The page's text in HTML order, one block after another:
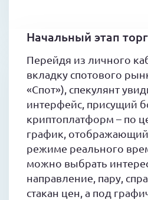
Начальный этап
Перейдя из личного
вкладку спотового
«Спот»), спекулянт
интерфейс, присущий
криптоплатформ – по
график,
режиме реального
можно выбрать
направление, пару,
стакан цен, а под